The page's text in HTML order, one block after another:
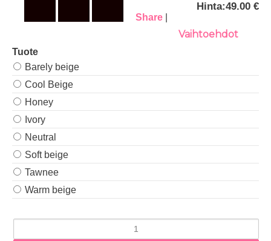
Share
Hinta:49.00 €
Vaihtoehdot
Tuote
Barely beige
Cool Beige
Honey
Ivory
Neutral
Soft beige
Tawnee
Warm beige